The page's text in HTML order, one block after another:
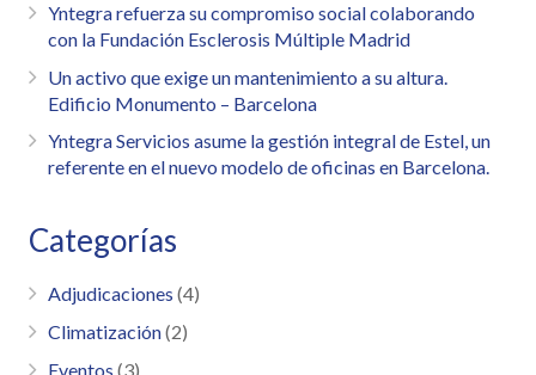
Yntegra refuerza su compromiso social colaborando
con la Fundación Esclerosis Múltiple Madrid
Un activo que exige un mantenimiento a su altura.
Edificio Monumento – Barcelona
Yntegra Servicios asume la gestión integral de Estel, un
referente en el nuevo modelo de oficinas en Barcelona.
Categorías
Adjudicaciones (4)
Climatización(2)
Eventos (3)